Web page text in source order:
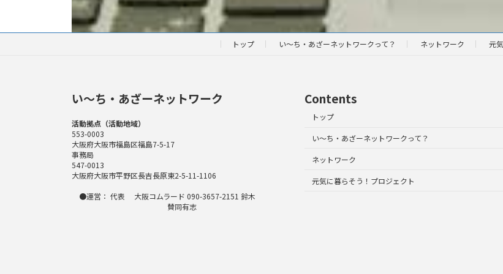
トップ い～ち・あざーネットワークって？ ネットワーク 元
い〜ち・あざーネットワーク
活動拠点（活動地域）
553-0003
大阪府大阪市福島区福島7-5-17
事務局
547-0013
大阪府大阪市平野区長吉長原東2-5-11-1106
●運営： 代表 大阪コムラード 090-3657-2151 鈴木
賛同有志
Contents
トップ
い～ち・あざーネットワークって？
ネットワーク
元気に暮らそう！プロジェクト